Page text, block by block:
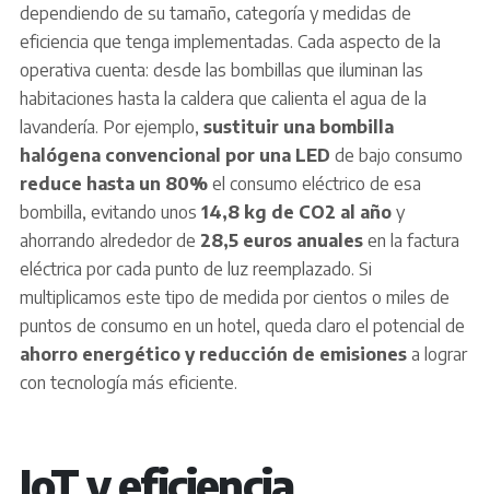
dependiendo de su tamaño, categoría y medidas de
eficiencia que tenga implementadas. Cada aspecto de la
operativa cuenta: desde las bombillas que iluminan las
habitaciones hasta la caldera que calienta el agua de la
lavandería. Por ejemplo, sustituir una bombilla
halógena convencional por una LED de bajo consumo
reduce hasta un 80%el consumo eléctrico de esa
bombilla, evitando unos 14,8 kg de CO2 al año y
ahorrando alrededor de 28,5 euros anuales en la factura
eléctrica por cada punto de luz reemplazado. Si
multiplicamos este tipo de medida por cientos o miles de
puntos de consumo en un hotel, queda claro el potencial de
ahorro energético y reducción de emisionesa lograr
con tecnología más eficiente.